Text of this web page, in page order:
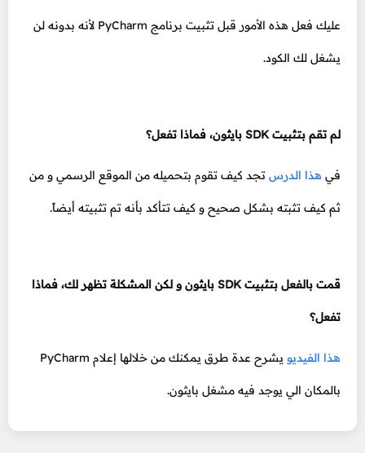
عليك فعل هذه الأمور قبل تثبيت برنامج PyCharm لأنه بدونه لن
يشغل لك الكود.
لم تقم بتثبيت SDK بايثون، فماذا تفعل؟
في هذا الدرس تجد كيف تقوم بتحميله من الموقع الرسمي و من
ثم كيف تثبته بشكل صحيح و كيف تتأكد بأنه تم تثبيته أيضاً.
قمت بالفعل بتثبيت SDK بايثون و لكن المشكلة تظهر لك، فماذا
تفعل؟
هذا الفيديو يشرح عدة طرق يمكنك من خلالها إعلام PyCharm
بالمكان الي يوجد فيه مشغل بايثون.